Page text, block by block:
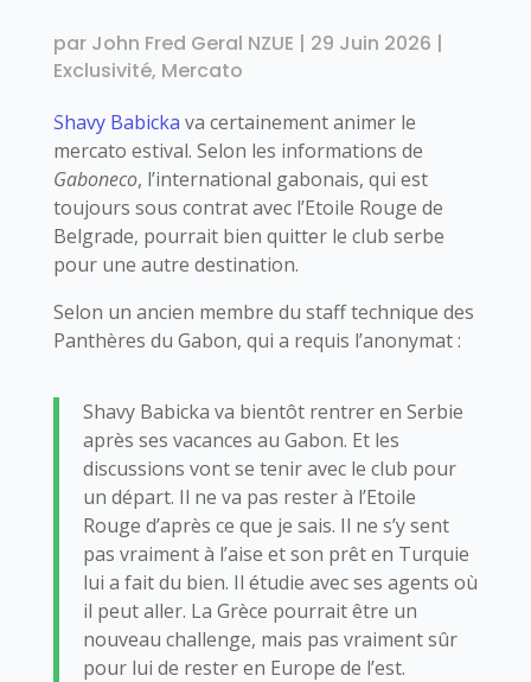
par John Fred Geral NZUE | 29 Juin 2026 |
Exclusivité, Mercato
Shavy Babicka va certainement animer le
mercato estival. Selon les informations de
Gaboneco, l’international gabonais, qui est
toujours sous contrat avec l’Etoile Rouge de
Belgrade, pourrait bien quitter le club serbe
pour une autre destination.
Selon un ancien membre du staff technique des
Panthères du Gabon, qui a requis l’anonymat :
Shavy Babicka va bientôt rentrer en Serbie
après ses vacances au Gabon. Et les
discussions vont se tenir avec le club pour
un départ. Il ne va pas rester à l’Etoile
Rouge d’après ce que je sais. Il ne s’y sent
pas vraiment à l’aise et son prêt en Turquie
lui a fait du bien. Il étudie avec ses agents où
il peut aller. La Grèce pourrait être un
nouveau challenge, mais pas vraiment sûr
pour lui de rester en Europe de l’est.